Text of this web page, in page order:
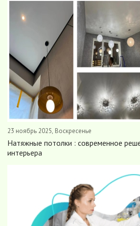
-- Люблю давать советы и очень не люблю,
23 ноябрь 2025, Воскресенье
Натяжные потолки : современное
интерьера